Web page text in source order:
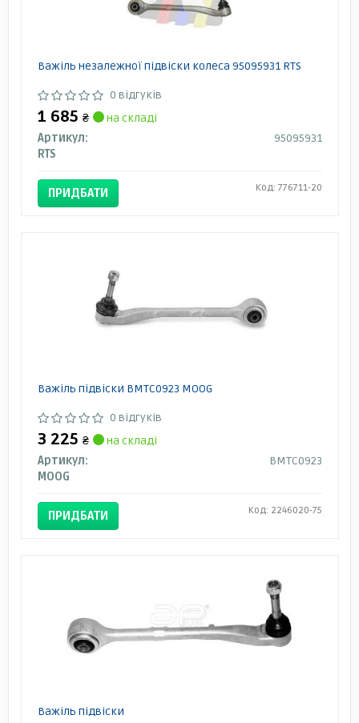
Важіль незалежної підвіски колеса 95095931 RTS
0 відгуків
1 685 ₴
на складі
Артикул:
95095931
RTS
ПРИДБАТИ Код: 776711-20
Важіль підвіски BMTC0923 MOOG
0 відгуків
3 225 ₴
на складі
Артикул:
BMTC0923
MOOG
ПРИДБАТИ Код: 2246020-75
Важіль підвіски